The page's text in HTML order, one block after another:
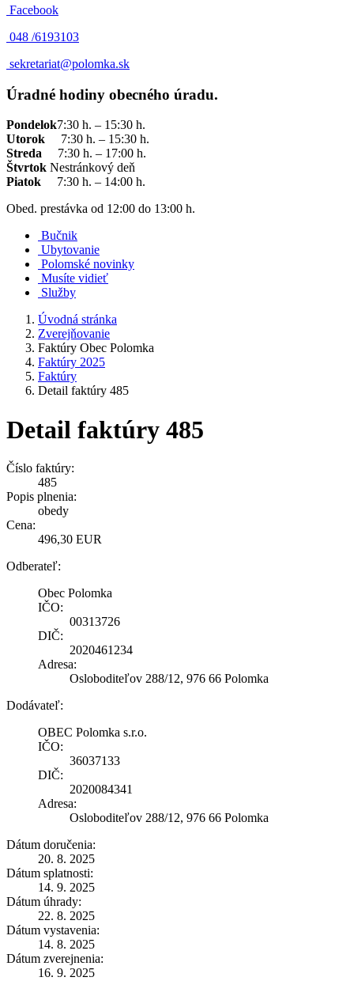
Facebook
048 /6193103
sekretariat@polomka.sk
Úradné hodiny obecného úradu.
Pondelok7:30 h. – 15:30 h.
Utorok 7:30 h. – 15:30 h.
Streda 7:30 h. – 17:00 h.
Štvrtok Nestránkový deň
Piatok
7:30 h. – 14:00 h.
Obed. prestávka od 12:00 do 13:00 h.
Bučnik
Ubytovanie
Polomské novinky
Musíte vidieť
Služby
Úvodná stránka
Zverejňovanie
Faktúry Obec Polomka
Faktúry 2025
Faktúry
Detail faktúry 485
Detail faktúry 485
Číslo faktúry:
485
Popis plnenia:
obedy
Cena:
496,30 EUR
Odberateľ:
Obec Polomka
IČO:
00313726
DIČ:
2020461234
Adresa:
Osloboditeľov 288/12, 976 66 Polomka
Dodávateľ:
OBEC Polomka s.r.o.
IČO:
36037133
DIČ:
2020084341
Adresa:
Osloboditeľov 288/12, 976 66 Polomka
Dátum doručenia:
20. 8. 2025
Dátum splatnosti:
14. 9. 2025
Dátum úhrady:
22. 8. 2025
Dátum vystavenia:
14. 8. 2025
Dátum zverejnenia:
16. 9. 2025